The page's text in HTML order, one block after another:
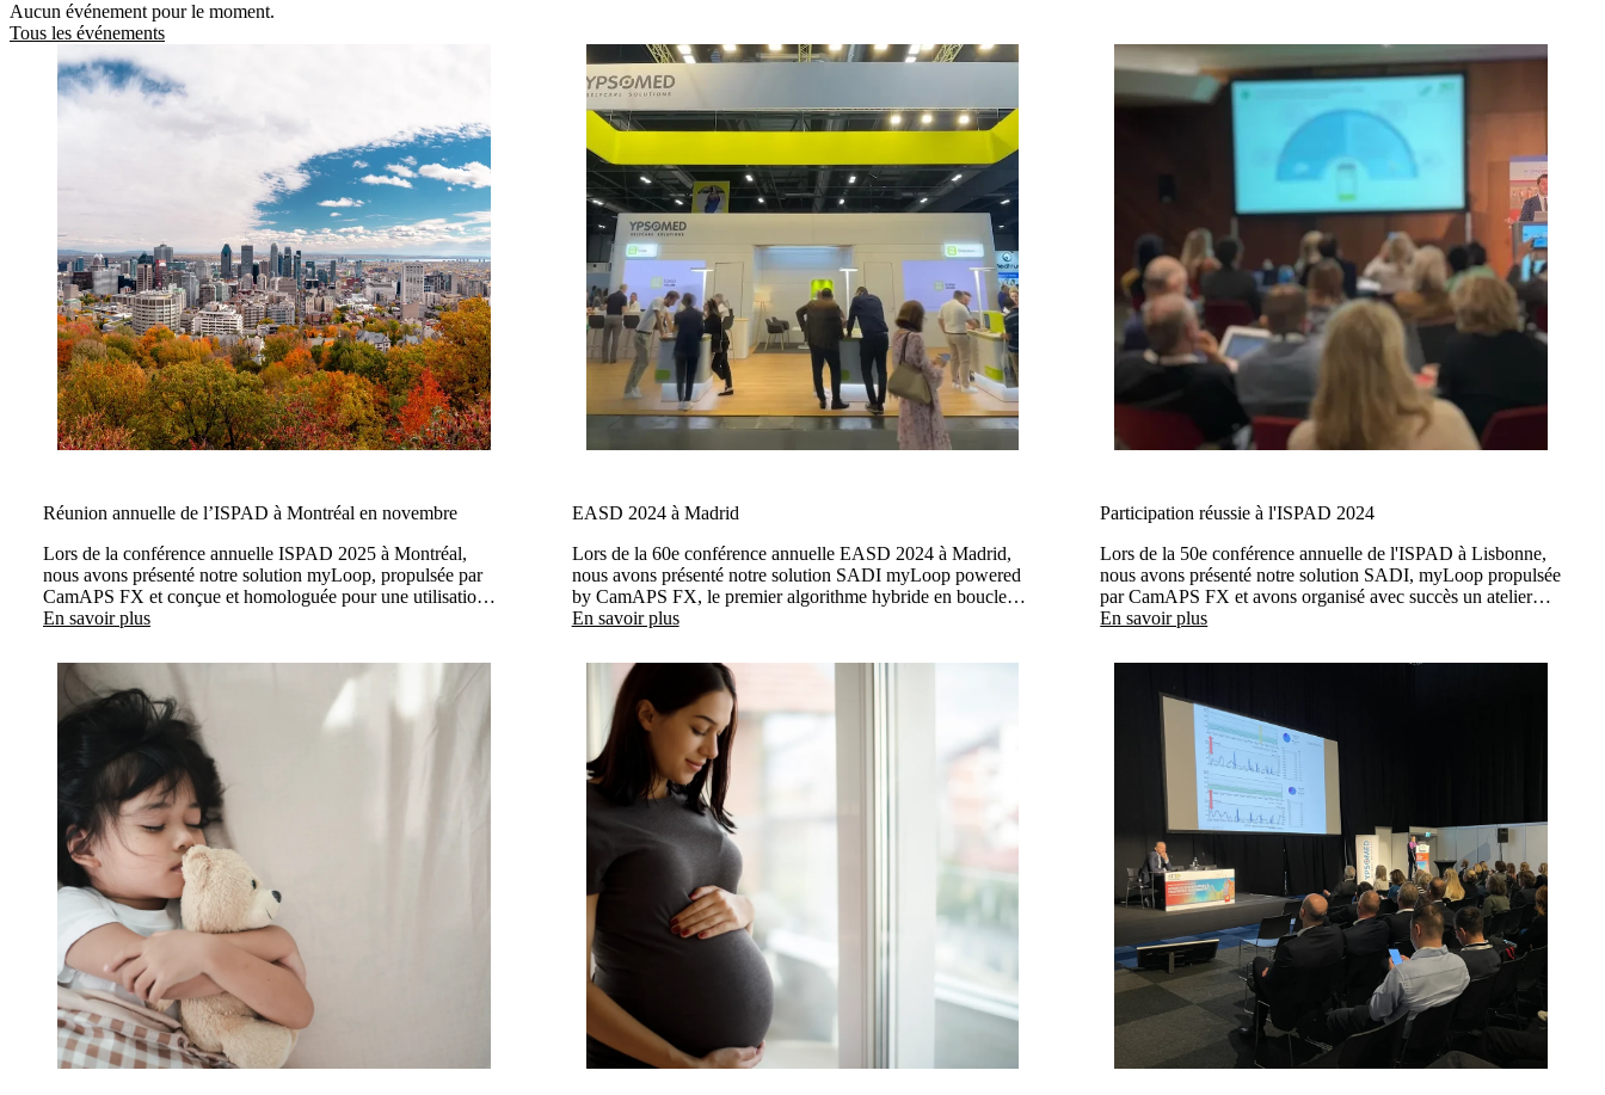
Aucun événement pour le moment.
Tous les événements
Réunion annuelle de l’ISPAD à Montréal en novembre
Lors de la conférence annuelle ISPAD 2025 à Montréal,
nous avons présenté notre solution myLoop, propulsée par
CamAPS FX et conçue et homologuée pour une utilisation
chez les adolescents. Dre Julia Were et Dr Martin
le diabète de type 1, ainsi que leurs objectifs glycémiques
personnalisés, sont pris en charge par myLoop à chaque
étape de leur enfance.
En savoir plus
EASD 2024 à Madrid
Lors de la 60e conférence annuelle EASD 2024 à Madrid,
nous avons présenté notre solution SADI myLoop powered
by CamAPS FX, le premier algorithme hybride en boucle
fermée conçu et homologué pour une utilisation dans la
En savoir plus
Participation réussie à l'ISPAD 2024
Lors de la 50e conférence annuelle de l'ISPAD à Lisbonne,
nous avons présenté notre solution SADI, myLoop propulsée
par CamAPS FX et avons organisé avec succès un atelier
pratique sur "l'administration automatisée d'insuline avec
aperçus pratiques".
En savoir plus